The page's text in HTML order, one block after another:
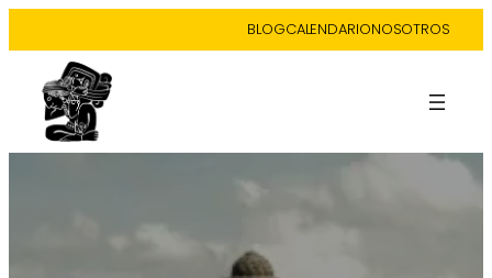
BLOGCALENDARIONOSOTROS